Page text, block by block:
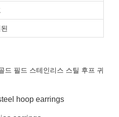
드 필드 스테인리스 스틸 후프 귀